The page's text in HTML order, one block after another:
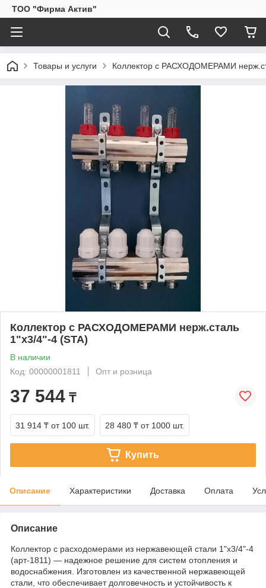
ТОО "Фирма Актив"
Товары и услуги Коллектор с РАСХОДОМЕРАМИ
Коллектор с РАСХОДОМЕРАМИ нерж.сталь
1"х3/4"-4 (STA)
В наличии
Код: 00000001811
Опт и розница
37 544 ₸
31 914 ₸ от 100 шт. 28 480 ₸ от 1000 шт.
Купить
Описание Характеристики Доставка Оплата
Описание
Коллектор с расходомерами из нержавеющей стали 1"х3/4"-4
(арт-1811) — надежное решение для систем отопления и
водоснабжения. Изготовлен из качественной нержавеющей
стали, что обеспечивает долговечность и устойчивость к